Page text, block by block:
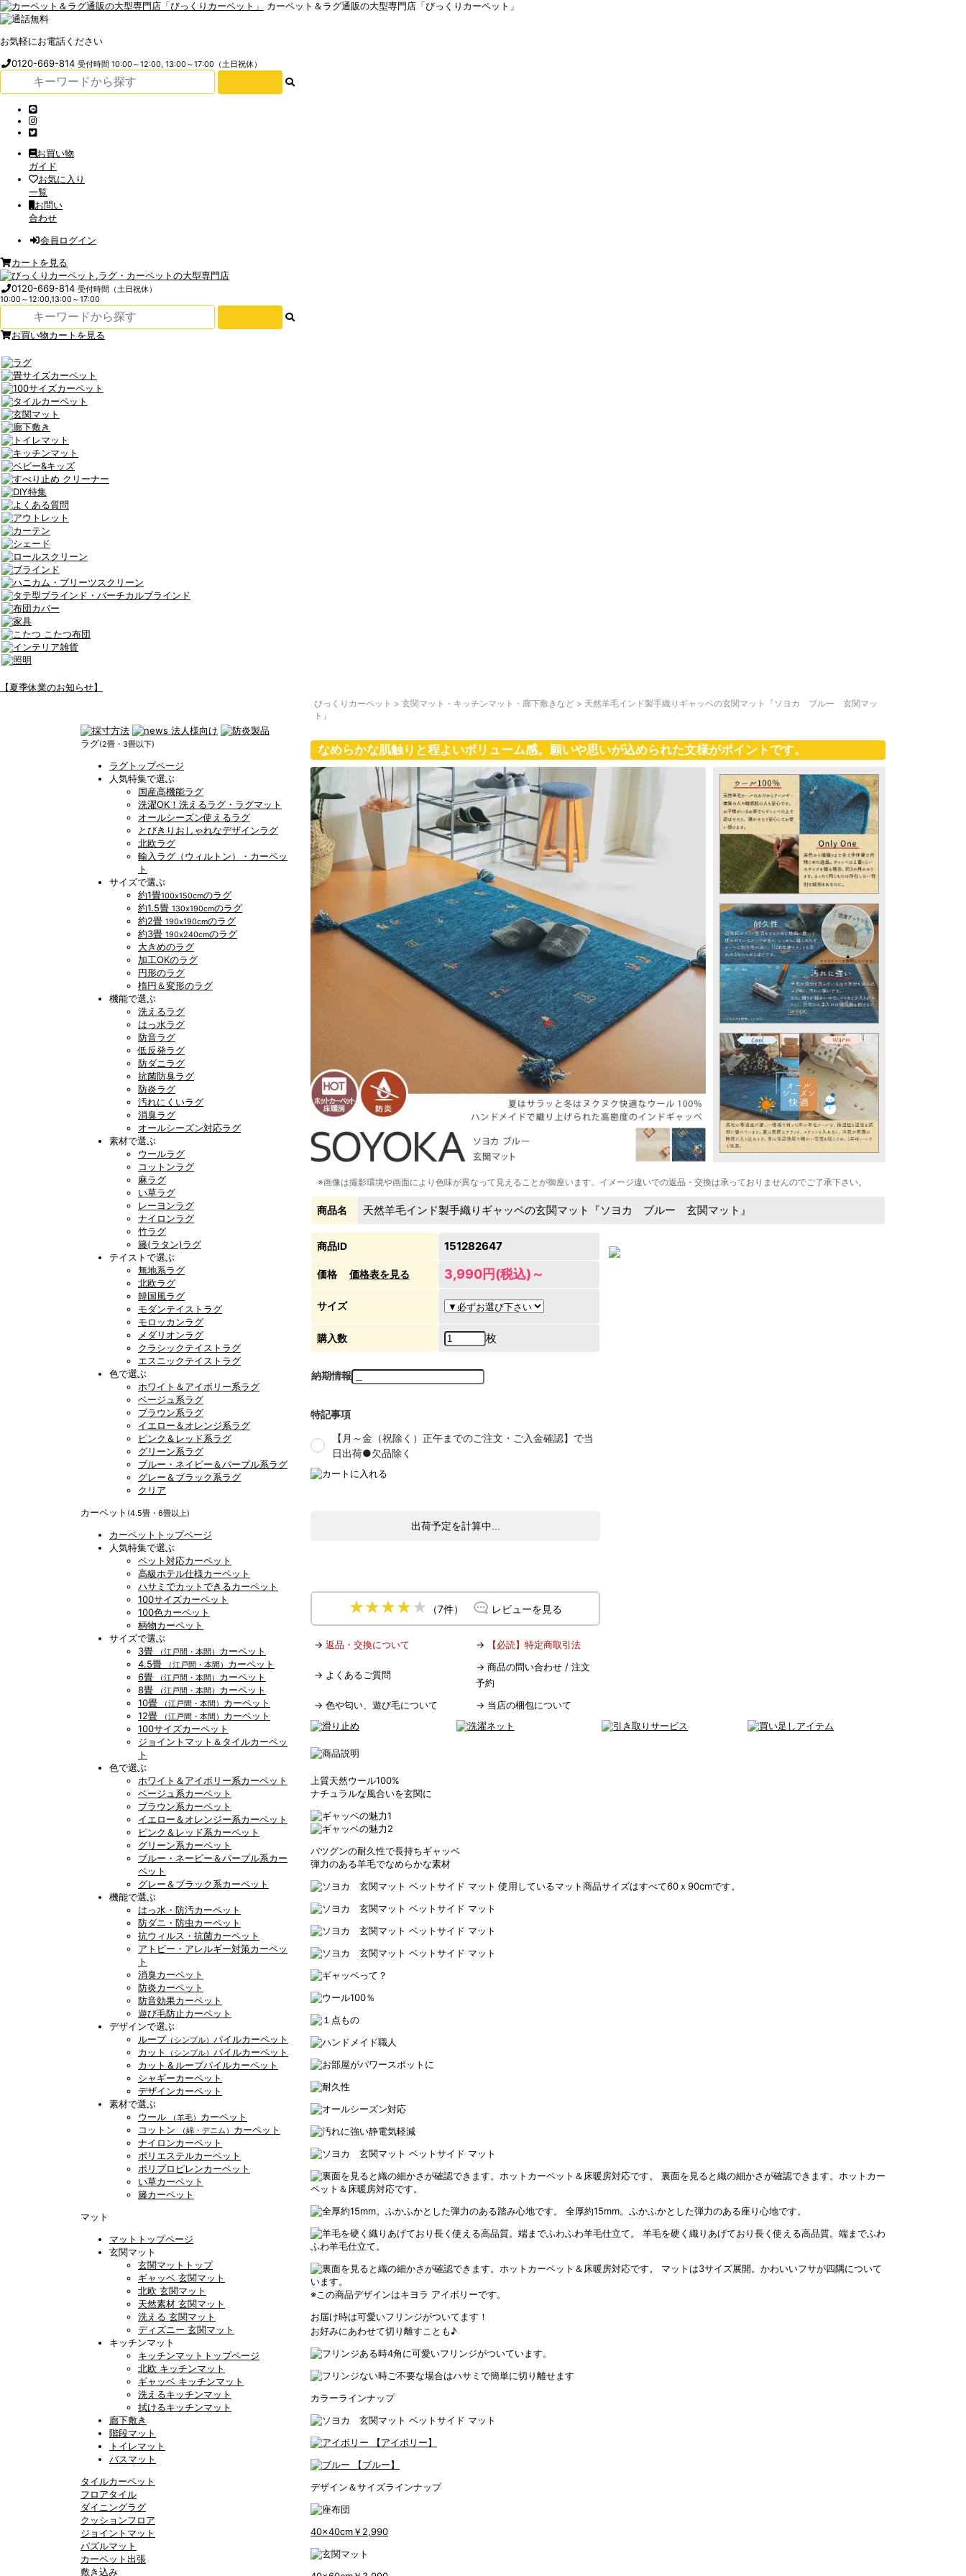
カーペット＆ラグ通販の大型専門店「びっくりカーペット」
お気軽にお電話ください
0120-669-814受付時間 10:00～12:00, 13:00～17:00（土日祝休）
お買い物
ガイド
お気に入り
一覧
お問い
合わせ
会員ログイン
カートを見る
0120-669-814受付時間（土日祝休）
10:00～12:00,13:00～17:00
お買い物カートを見る
【夏季休業のお知らせ】
ラグ(2畳・3畳以下)
ラグトップページ
人気特集で選ぶ
国産高機能ラグ
洗濯OK！洗えるラグ・ラグマット
オールシーズン使えるラグ
とびきりおしゃれなデザインラグ
北欧ラグ
輸入ラグ（ウィルトン）・カーペッ
ト
サイズで選ぶ
約1畳100x150cmのラグ
約1.5畳 130x190cmのラグ
約2畳 190x190cmのラグ
約3畳 190x240cmのラグ
大きめのラグ
加工OKのラグ
円形のラグ
楕円＆変形のラグ
機能で選ぶ
洗えるラグ
はっ水ラグ
防音ラグ
低反発ラグ
防ダニラグ
抗菌防臭ラグ
防炎ラグ
汚れにくいラグ
消臭ラグ
オールシーズン対応ラグ
素材で選ぶ
ウールラグ
コットンラグ
麻ラグ
い草ラグ
レーヨンラグ
ナイロンラグ
竹ラグ
籐(ラタン)ラグ
テイストで選ぶ
無地系ラグ
北欧ラグ
韓国風ラグ
モダンテイストラグ
モロッカンラグ
メダリオンラグ
クラシックテイストラグ
エスニックテイストラグ
色で選ぶ
ホワイト＆アイボリー系ラグ
ベージュ系ラグ
ブラウン系ラグ
イエロー＆オレンジ系ラグ
ピンク＆レッド系ラグ
グリーン系ラグ
ブルー・ネイビー＆パープル系ラグ
グレー＆ブラック系ラグ
クリア
カーペット (4.5畳・6畳以上)
カーペットトップページ
人気特集で選ぶ
ペット対応カーペット
高級ホテル仕様カーペット
ハサミでカットできるカーペット
100サイズカーペット
100色カーペット
柄物カーペット
サイズで選ぶ
3畳
（江戸間・本間） カーペット
4.5畳
（江戸間・本間） カーペット
6畳
（江戸間・本間） カーペット
8畳
（江戸間・本間） カーペット
10畳
（江戸間・本間） カーペット
12畳
（江戸間・本間） カーペット
100サイズカーペット
ジョイントマット＆タイルカーペッ
ト
色で選ぶ
ホワイト＆アイボリー系カーペット
ベージュ系カーペット
ブラウン系カーペット
イエロー＆オレンジー系カーペット
ピンク＆レッド系カーペット
グリーン系カーペット
ブルー・ネービー＆パープル系カー
ペット
グレー＆ブラック系カーペット
機能で選ぶ
はっ水・防汚カーペット
防ダニ・防虫カーペット
抗ウィルス・抗菌カーペット
アトピー・アレルギー対策カーペッ
ト
消臭カーペット
防炎カーペット
防音効果カーペット
遊び毛防止カーペット
デザインで選ぶ
ループ （シンプル） パイルカーペット
カット
（シンプル） パイルカーペット
カット＆ループパイルカーペット
シャギーカーペット
デザインカーペット
素材で選ぶ
ウール
（羊毛） カーペット
コットン
（綿・デニム） カーペット
ナイロンカーペット
ポリエステルカーペット
ポリプロピレンカーペット
い草カーペット
籐カーペット
マット
マットトップページ
玄関マット
玄関マットトップ
ギャッベ 玄関マット
北欧 玄関マット
天然素材 玄関マット
洗える 玄関マット
ディズニー 玄関マット
キッチンマット
キッチンマットトップページ
北欧 キッチンマット
ギャッベ キッチンマット
洗えるキッチンマット
拭けるキッチンマット
廊下敷き
階段マット
トイレマット
バスマット
タイルカーペット
フロアタイル
ダイニングラグ
クッションフロア
ジョイントマット
パズルマット
カーペット出張
敷き込み
びっくりカーペット > 玄関マット・キッチンマット・廊下敷きなど > 天然羊毛インド製手織りギャッベの玄関マット『ソヨカ ブルー 玄関マッ
ト』
なめらかな肌触りと程よいボリューム感。願いや思いが込められた文様がポイントです。
※画像は撮影環境や画面により色味が異なって見えることが御座います。イメージ違いでの返品・交換は承っておりませんのでご了承下さい。
商品名 天然羊毛インド製手織りギャッベの玄関マット『ソヨカ ブルー 玄関マット』
商品ID 151282647
価格 価格表を見る 3,990円(税込)～
サイズ
購入数 枚
納期情報
特記事項
【月～金（祝除く）正午までのご注文・ご入金確認】で当
日出荷●欠品除く
出荷予定を計算中...
（7件） レビューを見る
→ 返品・交換について → 【必読】特定商取引法
→ よくあるご質問
→ 商品の問い合わせ / 注文
予約
→ 色や匂い、遊び毛について → 当店の梱包について
上質天然ウール100%
ナチュラルな風合いを玄関に
バツグンの耐久性で長持ちギャッベ
弾力のある羊毛でなめらかな素材
使用しているマット商品サイズはすべて60ｘ90cmです。
裏面を見ると織の細かさが確認できます。ホットカー
ペット＆床暖房対応です。
全厚約15mm。ふかふかとした弾力のある座り心地です。
羊毛を硬く織りあげており長く使える高品質。端までふわ
ふわ羊毛仕立て。
マットは3サイズ展開。かわいいフサが四隅について
います。
※この商品デザインはキヨラ アイボリーです。
お届け時は可愛いフリンジがついてます！
お好みにあわせて切り離すことも♪
4角に可愛いフリンジがついています。
ご不要な場合はハサミで簡単に切り離せます
カラーラインナップ
【アイボリー】
【ブルー】
デザイン＆サイズラインナップ
40x40cm￥2,990